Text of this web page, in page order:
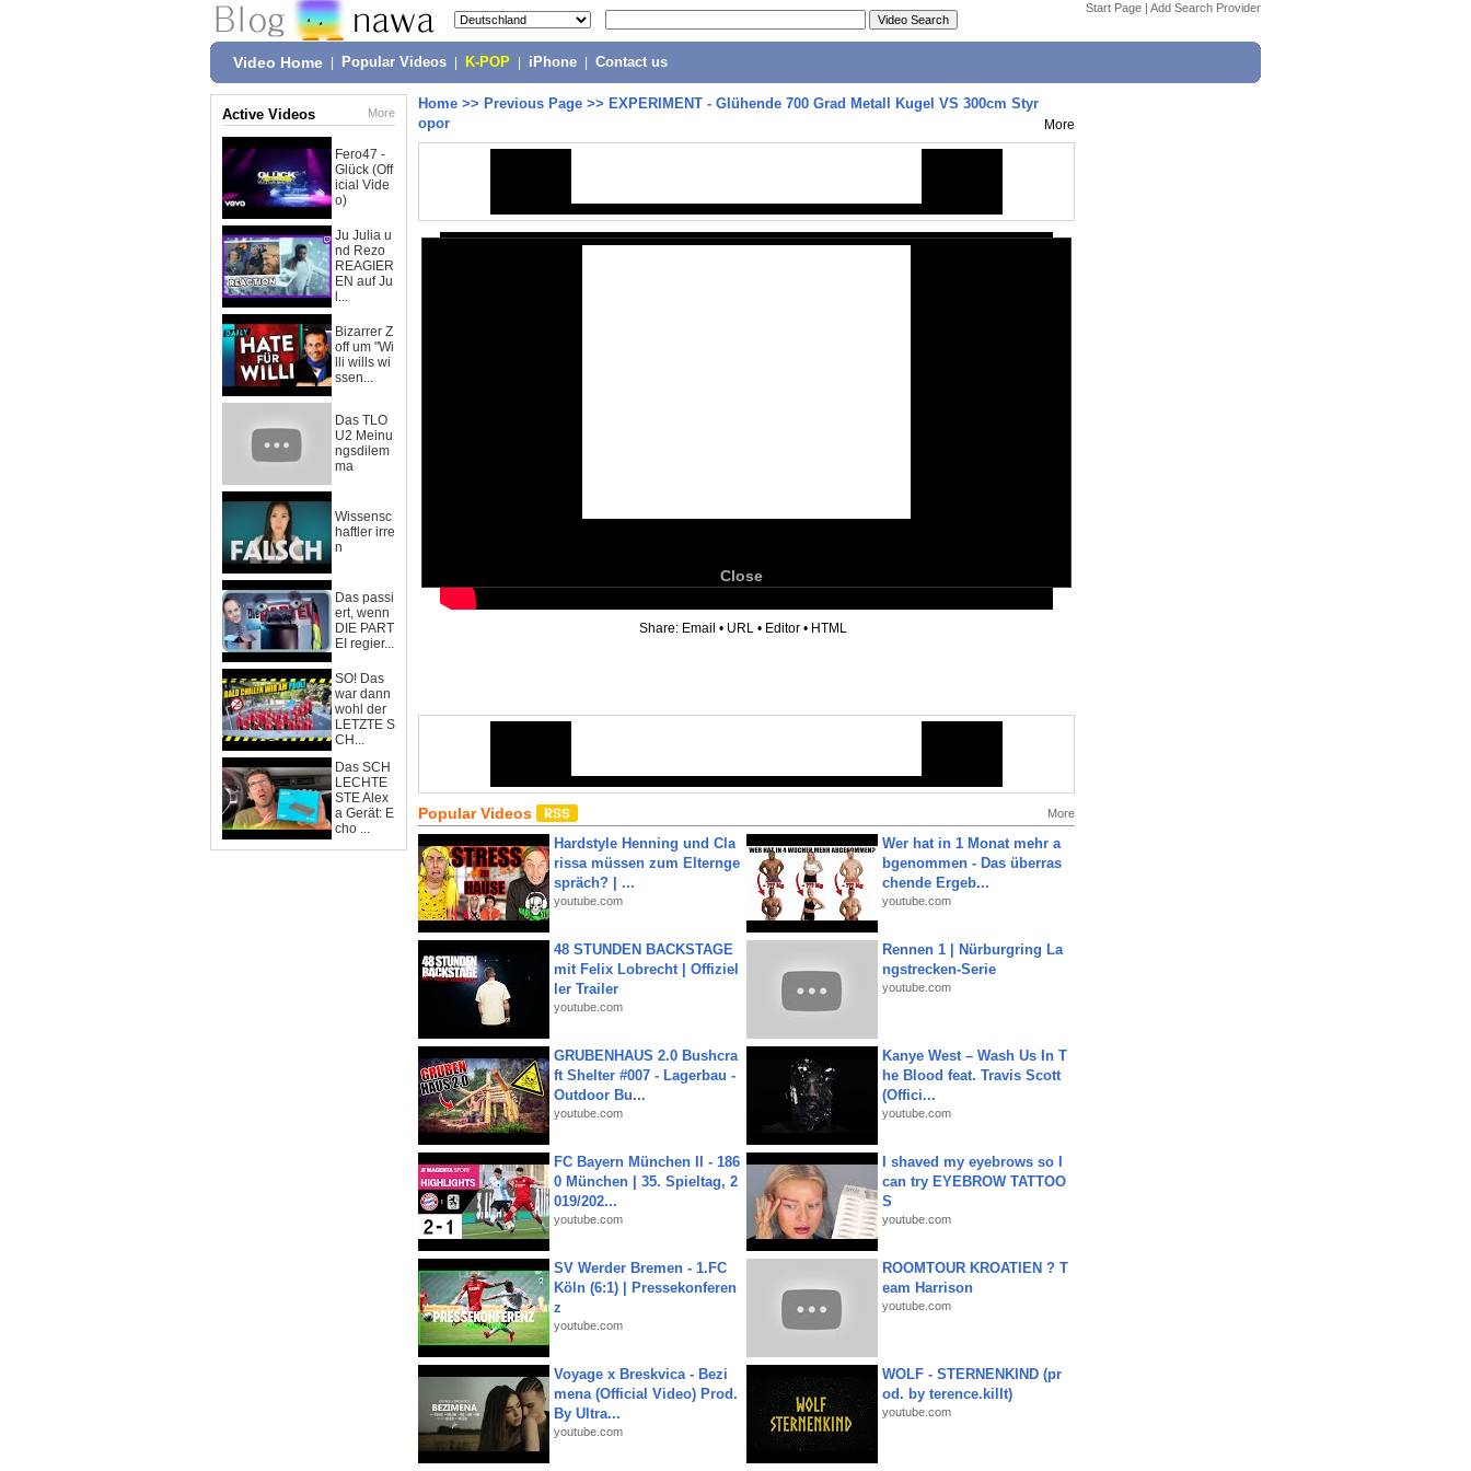
Start Page | Add Search Provider
Video Home Popular Videos K-POP iPhone Contact us
Active Videos More
Fero47 -
Glück (Off
icial Vide
o)
Ju Julia u
nd Rezo
REAGIER
EN auf Ju
l...
Bizarrer Z
off um "Wi
lli wills wi
ssen...
Das TLO
U2 Meinu
ngsdilem
ma
Wissensc
haftler irre
n
Das passi
ert, wenn
DIE PART
EI regier...
SO! Das
war dann
wohl der
LETZTE S
CH...
Das SCH
LECHTE
STE Alex
a Gerät: E
cho ...
Home >> Previous Page >> EXPERIMENT - Glühende 700 Grad Metall Kugel VS 300cm Styr
opor
More
Close
Share: Email • URL • Editor • HTML
Popular Videos More
Hardstyle Henning und Cla
rissa müssen zum Elternge
spräch? | ...
youtube.com
Wer hat in 1 Monat mehr a
bgenommen - Das überras
chende Ergeb...
youtube.com
48 STUNDEN BACKSTAGE
mit Felix Lobrecht | Offiziel
ler Trailer
youtube.com
Rennen 1 | Nürburgring La
ngstrecken-Serie
youtube.com
GRUBENHAUS 2.0 Bushcra
ft Shelter #007 - Lagerbau -
Outdoor Bu...
youtube.com
Kanye West – Wash Us In T
he Blood feat. Travis Scott
(Offici...
youtube.com
FC Bayern München II - 186
0 München | 35. Spieltag, 2
019/202...
youtube.com
I shaved my eyebrows so I
can try EYEBROW TATTOO
S
youtube.com
SV Werder Bremen - 1.FC
Köln (6:1) | Pressekonferen
z
youtube.com
ROOMTOUR KROATIEN ? T
eam Harrison
youtube.com
Voyage x Breskvica - Bezi
mena (Official Video) Prod.
By Ultra...
youtube.com
WOLF - STERNENKIND (pr
od. by terence.killt)
youtube.com